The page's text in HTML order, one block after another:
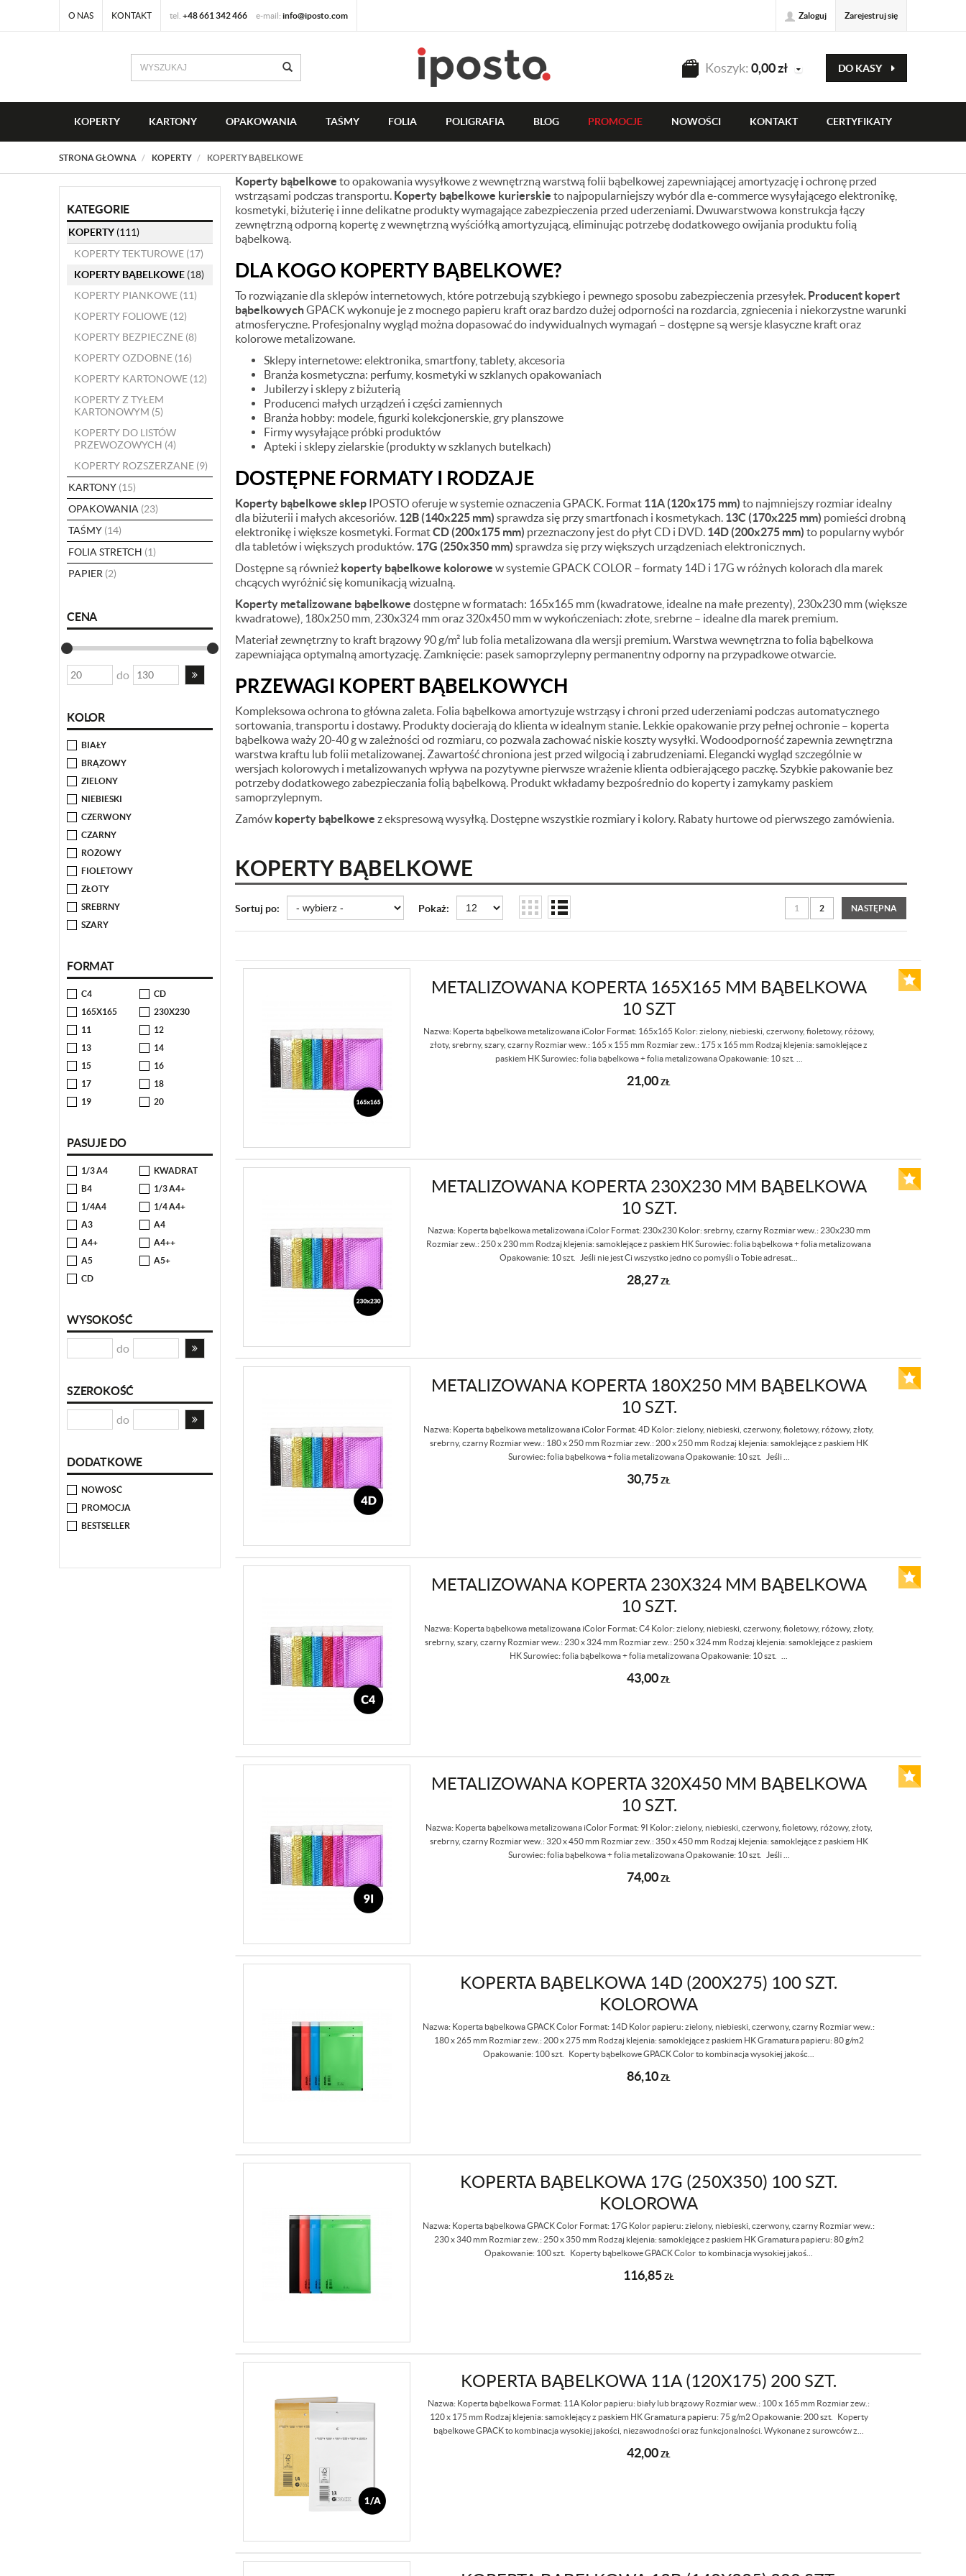
O NAS KONTAKT tel. +48 661 342 466 e-mail: info@iposto.com Zaloguj Zarejestruj się
Koszyk: 0,00zł DO KASY
KOPERTY KARTONY OPAKOWANIA TAŚMY FOLIA POLIGRAFIA BLOG PROMOCJE NOWOŚCI KONTAKT CERTYFIKATY
STRONA GŁÓWNA KOPERTY KOPERTY BĄBELKOWE
KATEGORIE
KOPERTY (111)
KOPERTY TEKTUROWE (17)
KOPERTY BĄBELKOWE (18)
KOPERTY PIANKOWE (11)
KOPERTY FOLIOWE (12)
KOPERTY BEZPIECZNE (8)
KOPERTY OZDOBNE (16)
KOPERTY KARTONOWE (12)
KOPERTY Z TYŁEM
KARTONOWYM (5)
KOPERTY DO LISTÓW
PRZEWOZOWYCH (4)
KOPERTY ROZSZERZANE (9)
KARTONY (15)
OPAKOWANIA (23)
TAŚMY (14)
FOLIA STRETCH (1)
PAPIER (2)
CENA
do
KOLOR
BIAŁY
BRĄZOWY
ZIELONY
NIEBIESKI
CZERWONY
CZARNY
RÓŻOWY
FIOLETOWY
ZŁOTY
SREBRNY
SZARY
FORMAT
C4
CD
165X165
230X230
11
12
13
14
15
16
17
18
19
20
PASUJE DO
1/3 A4
KWADRAT
B4
1/3 A4+
1/4A4
1/4 A4+
A3
A4
A4+
A4++
A5
A5+
CD
WYSOKOŚĆ
do
SZEROKOŚĆ
do
DODATKOWE
NOWOŚĆ
PROMOCJA
BESTSELLER
Koperty bąbelkowe to opakowania wysyłkowe z wewnętrzną warstwą folii bąbelkowej zapewniającej amortyzację i ochronę przed
wstrząsami podczas transportu. Koperty bąbelkowe kurierskie to najpopularniejszy wybór dla e-commerce wysyłającego elektronikę,
kosmetyki, biżuterię i inne delikatne produkty wymagające zabezpieczenia przed uderzeniami. Dwuwarstwowa konstrukcja łączy
zewnętrzną odporną kopertę z wewnętrzną wyściółką amortyzującą, eliminując potrzebę dodatkowego owijania produktu folią
bąbelkową.
DLA KOGO KOPERTY BĄBELKOWE?
To rozwiązanie dla sklepów internetowych, które potrzebują szybkiego i pewnego sposobu zabezpieczenia przesyłek. Producent kopert
bąbelkowychGPACK wykonuje je z mocnego papieru kraft oraz bardzo dużej odporności na rozdarcia, zgniecenia i niekorzystne warunki
atmosferyczne. Profesjonalny wygląd można dopasować do indywidualnych wymagań – dostępne są wersje klasyczne kraft oraz
kolorowe metalizowane.
Sklepy internetowe: elektronika, smartfony, tablety, akcesoria
Branża kosmetyczna: perfumy, kosmetyki w szklanych opakowaniach
Jubilerzy i sklepy z biżuterią
Producenci małych urządzeń i części zamiennych
Branża hobby: modele, figurki kolekcjonerskie, gry planszowe
Firmy wysyłające próbki produktów
Apteki i sklepy zielarskie (produkty w szklanych butelkach)
DOSTĘPNE FORMATY I RODZAJE
Koperty bąbelkowe sklepIPOSTO oferuje w systemie oznaczenia GPACK. Format 11A (120x175 mm) to najmniejszy rozmiar idealny
dla biżuterii i małych akcesoriów. 12B (140x225 mm) sprawdza się przy smartfonach i kosmetykach. 13C (170x225 mm) pomieści drobną
elektronikę i większe kosmetyki. FormatCD (200x175 mm) przeznaczony jest do płyt CD i DVD. 14D (200x275 mm) to popularny wybór
dla tabletów i większych produktów. 17G (250x350 mm) sprawdza się przy większych urządzeniach elektronicznych.
Dostępne są również koperty bąbelkowe kolorowe w systemie GPACK COLOR – formaty 14D i 17G w różnych kolorach dla marek
chcących wyróżnić się komunikacją wizualną.
Koperty metalizowane bąbelkowe dostępne w formatach: 165x165 mm (kwadratowe, idealne na małe prezenty), 230x230 mm (większe
kwadratowe), 180x250 mm, 230x324 mm oraz 320x450 mm w wykończeniach: złote, srebrne – idealne dla marek premium.
Materiał zewnętrzny to kraft brązowy 90 g/m² lub folia metalizowana dla wersji premium. Warstwa wewnętrzna to folia bąbelkowa
zapewniająca optymalną amortyzację. Zamknięcie: pasek samoprzylepny permanentny odporny na przypadkowe otwarcie.
PRZEWAGI KOPERT BĄBELKOWYCH
Kompleksowa ochrona to główna zaleta. Folia bąbelkowa amortyzuje wstrząsy i chroni przed uderzeniami podczas automatycznego
sortowania, transportu i dostawy. Produkty docierają do klienta w idealnym stanie. Lekkie opakowanie przy pełnej ochronie – koperta
bąbelkowa waży 20-40 g w zależności od rozmiaru, co pozwala zachować niskie koszty wysyłki. Wodoodporność zapewnia zewnętrzna
warstwa kraftu lub folii metalizowanej. Zawartość chroniona jest przed wilgocią i zabrudzeniami. Elegancki wygląd szczególnie w
wersjach kolorowych i metalizowanych wpływa na pozytywne pierwsze wrażenie klienta odbierającego paczkę. Szybkie pakowanie bez
potrzeby dodatkowego zabezpieczania folią bąbelkową. Produkt wkładamy bezpośrednio do koperty i zamykamy paskiem
samoprzylepnym.
Zamów koperty bąbelkowe z ekspresową wysyłką. Dostępne wszystkie rozmiary i kolory. Rabaty hurtowe od pierwszego zamówienia.
KOPERTY BĄBELKOWE
Sortuj po: Pokaż: 1 2 NASTĘPNA
METALIZOWANA KOPERTA 165X165 MM BĄBELKOWA
10 SZT
Nazwa: Koperta bąbelkowa metalizowana iColor Format: 165x165 Kolor: zielony, niebieski, czerwony, fioletowy, różowy,
złoty, srebrny, szary, czarny Rozmiar wew.: 165 x 155 mm Rozmiar zew.: 175 x 165 mm Rodzaj klejenia: samoklejące z
paskiem HK Surowiec: folia bąbelkowa + folia metalizowana Opakowanie: 10 szt. ...
21,00ZŁ
METALIZOWANA KOPERTA 230X230 MM BĄBELKOWA
10 SZT.
Nazwa: Koperta bąbelkowa metalizowana iColor Format: 230x230 Kolor: srebrny, czarny Rozmiar wew.: 230x230 mm
Rozmiar zew.: 250 x 230 mm Rodzaj klejenia: samoklejące z paskiem HK Surowiec: folia bąbelkowa + folia metalizowana
Opakowanie: 10 szt. Jeśli nie jest Ci wszystko jedno co pomyśli o Tobie adresat...
28,27ZŁ
METALIZOWANA KOPERTA 180X250 MM BĄBELKOWA
10 SZT.
Nazwa: Koperta bąbelkowa metalizowana iColor Format: 4D Kolor: zielony, niebieski, czerwony, fioletowy, różowy, złoty,
srebrny, czarny Rozmiar wew.: 180 x 250 mm Rozmiar zew.: 200 x 250 mm Rodzaj klejenia: samoklejące z paskiem HK
Surowiec: folia bąbelkowa + folia metalizowana Opakowanie: 10 szt. Jeśli ...
30,75ZŁ
METALIZOWANA KOPERTA 230X324 MM BĄBELKOWA
10 SZT.
Nazwa: Koperta bąbelkowa metalizowana iColor Format: C4 Kolor: zielony, niebieski, czerwony, fioletowy, różowy, złoty,
srebrny, szary, czarny Rozmiar wew.: 230 x 324 mm Rozmiar zew.: 250 x 324 mm Rodzaj klejenia: samoklejące z paskiem
HK Surowiec: folia bąbelkowa + folia metalizowana Opakowanie: 10 szt. ...
43,00ZŁ
METALIZOWANA KOPERTA 320X450 MM BĄBELKOWA
10 SZT.
Nazwa: Koperta bąbelkowa metalizowana iColor Format: 9I Kolor: zielony, niebieski, czerwony, fioletowy, różowy, złoty,
srebrny, czarny Rozmiar wew.: 320 x 450 mm Rozmiar zew.: 350 x 450 mm Rodzaj klejenia: samoklejące z paskiem HK
Surowiec: folia bąbelkowa + folia metalizowana Opakowanie: 10 szt. Jeśli ...
74,00ZŁ
KOPERTA BĄBELKOWA 14D (200X275) 100 SZT.
KOLOROWA
Nazwa: Koperta bąbelkowa GPACK Color Format: 14D Kolor papieru: zielony, niebieski, czerwony, czarny Rozmiar wew.:
180 x 265 mm Rozmiar zew.: 200 x 275 mm Rodzaj klejenia: samoklejące z paskiem HK Gramatura papieru: 80 g/m2
Opakowanie: 100 szt. Koperty bąbelkowe GPACK Color to kombinacja wysokiej jakośc...
86,10ZŁ
KOPERTA BĄBELKOWA 17G (250X350) 100 SZT.
KOLOROWA
Nazwa: Koperta bąbelkowa GPACK Color Format: 17G Kolor papieru: zielony, niebieski, czerwony, czarny Rozmiar wew.:
230 x 340 mm Rozmiar zew.: 250 x 350 mm Rodzaj klejenia: samoklejące z paskiem HK Gramatura papieru: 80 g/m2
Opakowanie: 100 szt. Koperty bąbelkowe GPACK Color to kombinacja wysokiej jakoś...
116,85ZŁ
KOPERTA BĄBELKOWA 11A (120X175) 200 SZT.
Nazwa: Koperta bąbelkowa Format: 11A Kolor papieru: biały lub brązowy Rozmiar wew.: 100 x 165 mm Rozmiar zew.:
120 x 175 mm Rodzaj klejenia: samoklejący z paskiem HK Gramatura papieru: 75 g/m2 Opakowanie: 200 szt. Koperty
bąbelkowe GPACK to kombinacja wysokiej jakości, niezawodności oraz funkcjonalności. Wykonane z surowców z...
42,00ZŁ